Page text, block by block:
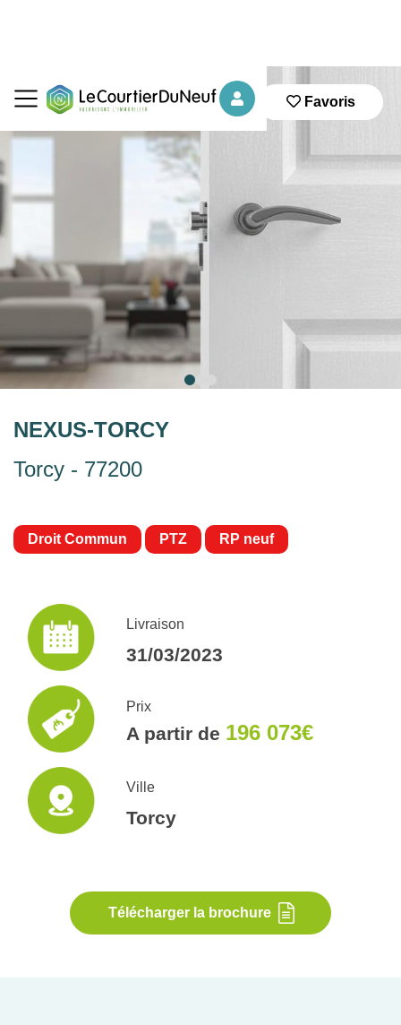
Favoris
NEXUS-TORCY
Torcy - 77200
Droit Commun PTZ RP neuf
Livraison
31/03/2023
Prix
A partir de 196 073€
Ville
Torcy
Télécharger la brochure